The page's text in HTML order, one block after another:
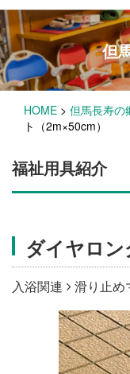
学 ぶ(健康福祉)
泊まる(宿泊)
施設・料金
アクセス
但
HOME > 但馬長寿の
ト（2m×50cm）
福祉用具紹介
ダイヤロン
入浴関連 滑り止め